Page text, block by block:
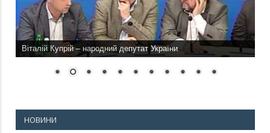
Віталій Купрій – народний депутат України
НОВИНИ